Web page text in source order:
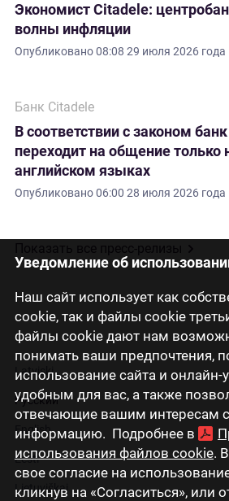
Уведомление об
Наш сайт использует как
cookie, так и файлы cookie
файлы cookie дают нам
понимать ваши предпочтения,
использование сайта и онлайн-
удобным для вас, а также
отвечающие вашим интересам
информацию. Подробнее в
использования файлов cookie.
свое согласие на
кликнув на «Согласиться», или
Экономист Citadele:
волны инфляции
Опубликовано08:08 29 июля 2026 года
Банк Citadele
В соответствии с законом
переходит на общение
английском языках
Опубликовано06:00 28 июля 2026 года
Latviski
Русский
English
Eesti
Lietuviškai